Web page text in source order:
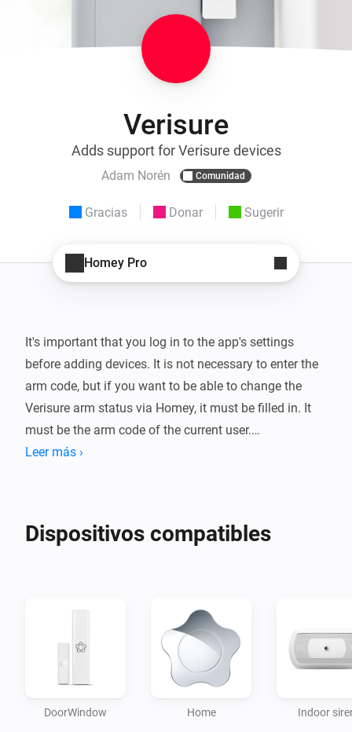
Verisure
Adds support for Verisure devices
Adam Norén Comunidad
Gracias Donar Sugerir
Homey Pro
It's important that you log in to the app's settings
before adding devices. It is not necessary to enter the
arm code, but if you want to be able to change the
Verisure arm status via Homey, it must be filled in. It
must be the arm code of the current user.
or blacklisting by Verisure.
status updates. This is to avoid getting throttled.
through the third-party integration might stop working.
Leer más ›
Dispositivos compatibles
DoorWindow Home Indoor